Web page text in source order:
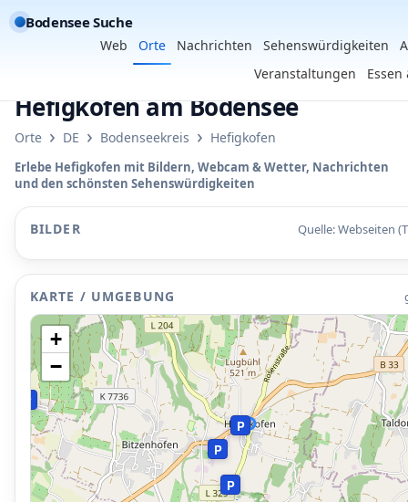
Bodensee Suche
Web Orte Nachrichten Sehenswürdigkeiten
Veranstaltungen
Essen
Hefigkofen am Bodensee
Orte › DE › Bodenseekreis › Hefigkofen
Erlebe Hefigkofen mit Bildern, Webcam & Wetter, Nachrichten
und den schönsten Sehenswürdigkeiten
BILDER Quelle: Webseiten
KARTE / UMGEBUNG
P
P
P
P
+
−